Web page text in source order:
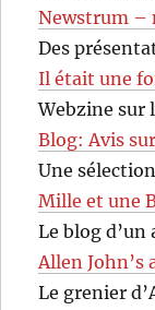
Newstrum –
Des
Il était une
Webzine sur
Blog: Avis
Une
Mille et une
Le blog d’un
Allen John’s
Le grenier